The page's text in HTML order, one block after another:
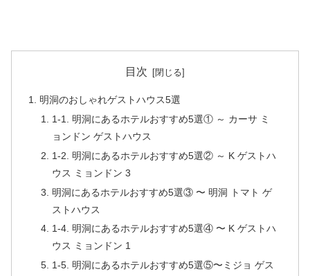
目次
明洞のおしゃれゲストハウス5選
1-1. 明洞にあるホテルおすすめ5選① ～ カーサ ミ
ョンドン ゲストハウス
1-2. 明洞にあるホテルおすすめ5選② ～ K ゲストハ
ウス ミョンドン 3
明洞にあるホテルおすすめ5選③ 〜 明洞 トマト ゲ
ストハウス
1-4. 明洞にあるホテルおすすめ5選④ 〜 K ゲストハ
ウス ミョンドン 1
1-5. 明洞にあるホテルおすすめ5選⑤〜ミジョ ゲス